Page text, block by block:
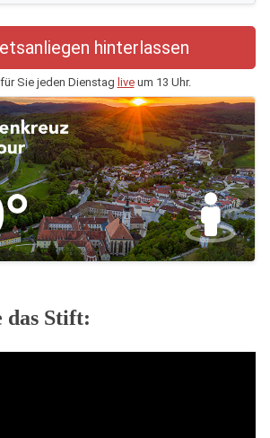
hinterlassen
Sie jeden Dienstag liveum 13 Uhr.
das Stift: